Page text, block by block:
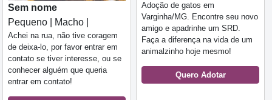
Sem nome
Pequeno | Macho |
Achei na rua, não tive coragem
de deixa-lo, por favor entrar em
contato se tiver interesse, ou se
conhecer alguém que queria
entrar em contato!
Adoção de gatos em
Varginha/MG. Encontre seu novo
amigo e apadrinhe um SRD.
Faça a diferença na vida de um
animalzinho hoje mesmo!
Quero Adotar